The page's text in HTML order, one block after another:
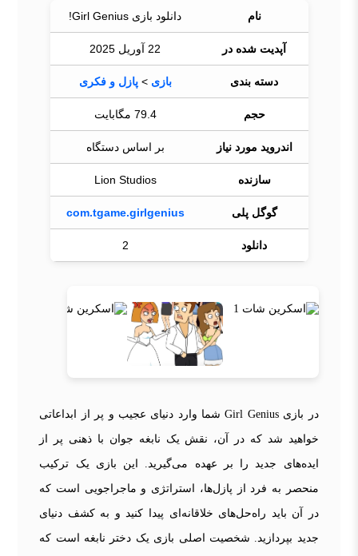
نام دانلود بازی Girl Genius!
آپدیت شده در 22 آوریل 2025
دسته بندی بازی >پازل و فکری
حجم 79.4 مگابایت
اندروید مورد نیاز بر اساس دستگاه
سازنده Lion Studios
گوگل پلی com.tgame.girlgenius
دانلود 2
در بازی Girl Genius شما وارد دنیای عجیب و پر از ابداعاتی
خواهید شد که در آن، نقش یک نابغه جوان با ذهنی پر از
ایده‌های جدید را بر عهده می‌گیرید. این بازی یک ترکیب
منحصر به فرد از پازل‌ها، استراتژی و ماجراجویی است که
در آن باید راه‌حل‌های خلاقانه‌ای پیدا کنید و به کشف دنیای
جدید بپردازید. شخصیت اصلی بازی یک دختر نابغه است که